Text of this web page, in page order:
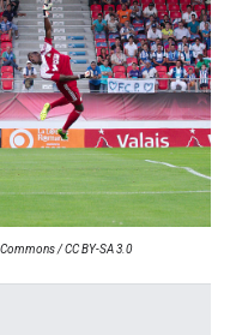
/ CC BY-SA 3.0